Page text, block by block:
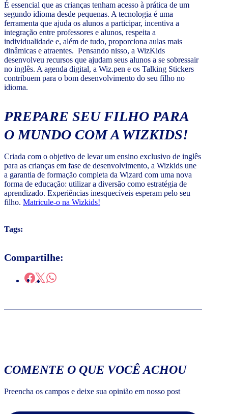
É essencial que as crianças tenham acesso à prática de um
segundo idioma desde pequenas. A tecnologia é uma
ferramenta que ajuda os alunos a participar, incentiva a
integração entre professores e alunos, respeita a
individualidade e, além de tudo, proporciona aulas mais
dinâmicas e atraentes. Pensando nisso, a WizKids
desenvolveu recursos que ajudam seus alunos a se sobressair
no inglês. A agenda digital, a Wiz.pen e os Talking Stickers
contribuem para o bom desenvolvimento do seu filho no
idioma.
PREPARE SEU FILHO PARA
O MUNDO COM A WIZKIDS!
Criada com o objetivo de levar um ensino exclusivo de inglês
para as crianças em fase de desenvolvimento, a Wizkids une
a garantia de formação completa da Wizard com uma nova
forma de educação: utilizar a diversão como estratégia de
aprendizado. Experiências inesquecíveis esperam pelo seu
filho. Matricule-o na Wizkids!
Tags:
Compartilhe:
COMENTE O QUE VOCÊ ACHOU
Preencha os campos e deixe sua opinião em nosso post